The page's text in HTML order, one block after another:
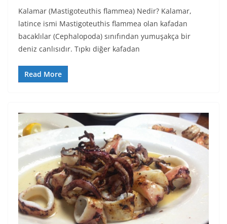
Kalamar (Mastigoteuthis flammea) Nedir? Kalamar,
latince ismi Mastigoteuthis flammea olan kafadan
bacaklılar (Cephalopoda) sınıfından yumuşakça bir
deniz canlısıdır. Tıpkı diğer kafadan
Read More